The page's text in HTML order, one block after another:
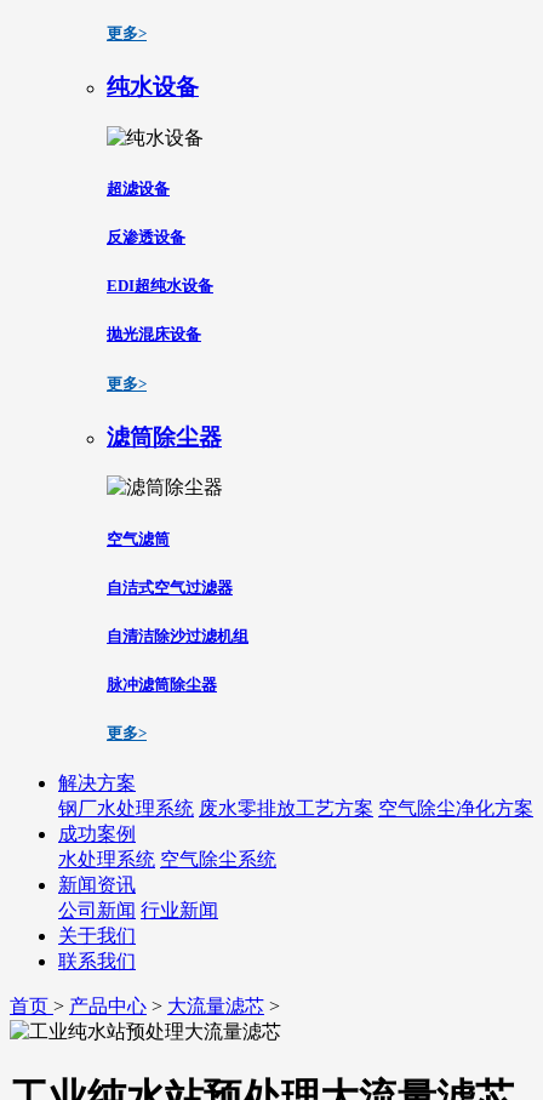
更多>
纯水设备
超滤设备
反渗透设备
EDI超纯水设备
抛光混床设备
更多>
滤筒除尘器
空气滤筒
自洁式空气过滤器
自清洁除沙过滤机组
脉冲滤筒除尘器
更多>
解决方案
钢厂水处理系统 废水零排放工艺方案 空气除尘净化方案
成功案例
水处理系统 空气除尘系统
新闻资讯
公司新闻 行业新闻
关于我们
联系我们
首页 > 产品中心 > 大流量滤芯 >